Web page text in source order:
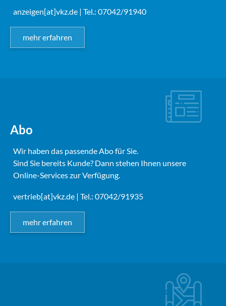
anzeigen[at]vkz.de | Tel.: 07042/91940
mehr erfahren
Abo
Wir haben das passende Abo für Sie.
Sind Sie bereits Kunde? Dann stehen Ihnen unsere
Online-Services zur Verfügung.
vertrieb[at]vkz.de | Tel.: 07042/91935
mehr erfahren